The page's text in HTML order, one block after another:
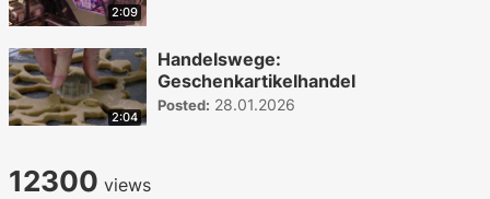
2:09
2:04
Handelswege:
Geschenkartikelhandel
Posted: 28.01.2026
12300 views